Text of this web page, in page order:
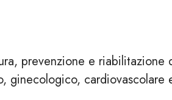
prevenzione e
ginecologico, cardiovascolare